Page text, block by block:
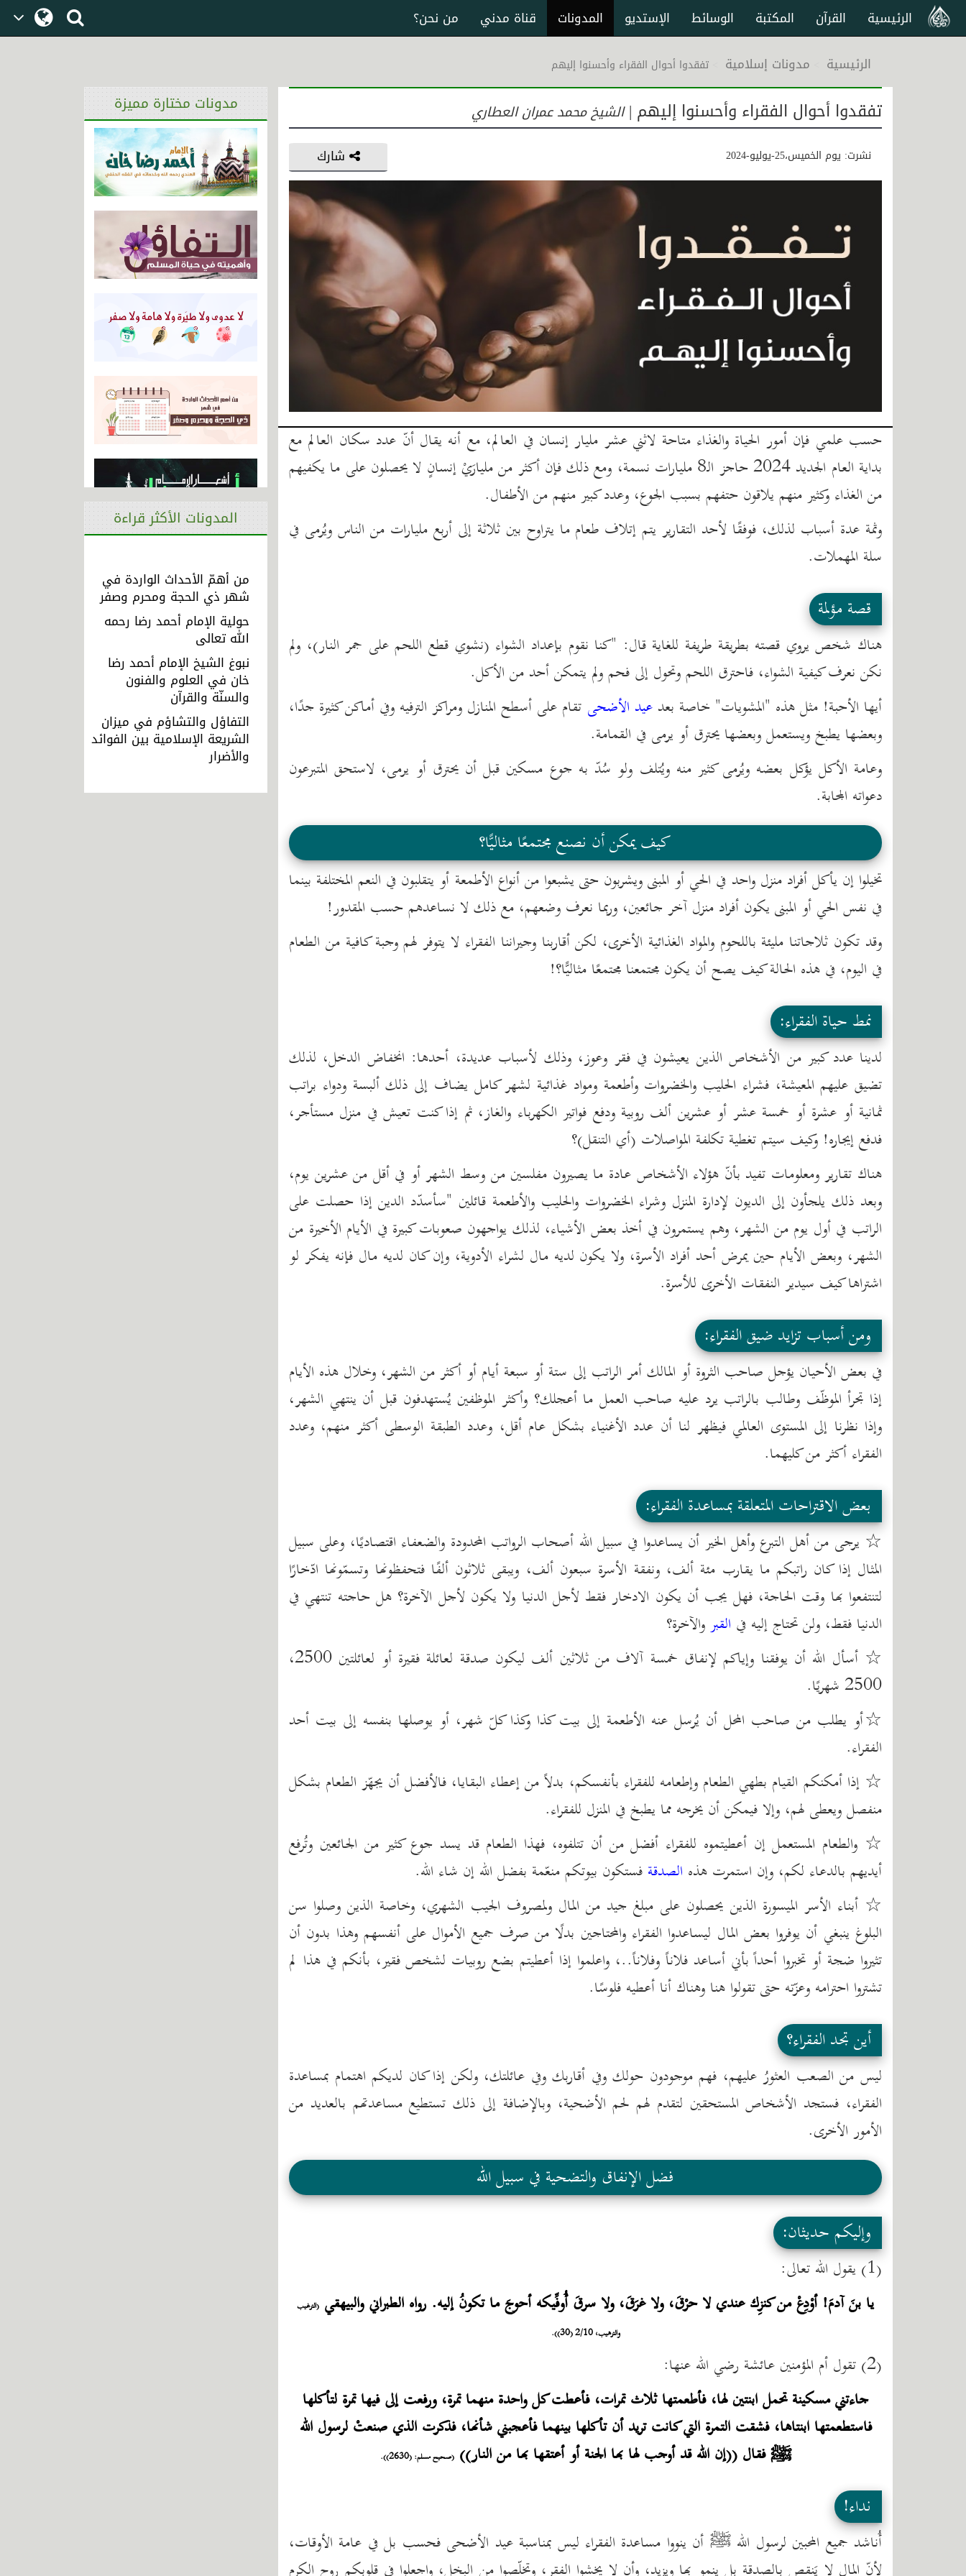
من نحن؟ قناة مدني المدونات الإستديو الوسائط المكتبة القرآن
الرئيسية
الرئيسية
مدونات إسلامية تفقدوا أحوال الفقراء وأحسنوا إليهم
مدونات مختارة مميزة
المدونات الأكثر قراءة
من أهمّ الأحداث الواردة في
شهر ذي الحجة ومحرم وصفر
حولية الإمام أحمد رضا رحمه
الله تعالى
نبوغ الشيخ الإمام أحمد رضا
خان في العلوم والفنون
والسنّة والقرآن
التفاؤل والتشاؤم في ميزان
الشريعة الإسلامية بين الفوائد
والأضرار
تفقدوا أحوال الفقراء وأحسنوا إليهم |الشيخ محمد عمران العطاري
شارك نشرت: يوم الخميس،25-يوليو-2024
حسب علمي فإن أمور الحياة والغذاء متاحة لاثني عشر مليار إنسان في العالم، مع أنه يقال أنّ عدد سكان العالم مع
بداية العام الجديد 2024 حاجز الـ8 مليارات نسمة، ومع ذلك فإن أكثر من مليارَيْ إنسانٍ لا يحصلون على ما يكفيهم
من الغذاء وكثير منهم يلاقون حتفهم بسبب الجوع، وعدد كبير منهم من الأطفال.
وثمة عدة أسباب لذلك، فوفقًا لأحد التقارير يتم إتلاف طعام ما يتراوح بين ثلاثة إلى أربع مليارات من الناس ويُرمى في
سلة المهملات.
قصة مؤلمة
هناك شخص يروي قصته بطريقة طريفة للغاية قال: "كنا نقوم بإعداد الشواء (نشوي قطع اللحم على جمر النار)، ولم
نكن نعرف كيفية الشواء، فاحترق اللحم وتحول إلى فحم ولم يتمكن أحد من الأكل.
أيها الأحبة! مثل هذه "المشويات" خاصة بعدعيد الأضحى تقام على أسطح المنازل ومراكز الترفيه وفي أماكن كثيرة جدًا،
وبعضها يطبخ ويستعمل وبعضها يحترق أو يرمى في القمامة.
وعامة الأكل يؤكل بعضه ويُرمى كثير منه ويُتلف ولو سُدّ به جوع مسكين قبل أن يحترق أو يرمى، لاستحق المتبرعون
دعواته المجابة.
كيف يمكن أن نصنع مجتمعًا مثاليًّا؟
تخيلوا إن يأكل أفراد منزل واحد في الحي أو المبنى ويشربون حتى يشبعوا من أنواع الأطمعة أو يتقلبون في النعم المختلفة بينما
في نفس الحي أو المبنى يكون أفراد منزل آخر جائعين، وربما نعرف وضعهم، مع ذلك لا نساعدهم حسب المقدور!
وقد تكون ثلاجاتنا مليئة باللحوم والمواد الغذائية الأخرى، لكن أقاربنا وجيراننا الفقراء لا يتوفر لهم وجبة كافية من الطعام
في اليوم، في هذه الحالة كيف يصح أن يكون مجتمعنا مجتمعًا مثاليًّا؟!
نمط حياة الفقراء:
لدينا عدد كبير من الأشخاص الذين يعيشون في فقر وعوز، وذلك لأسباب عديدة، أحدها: انخفاض الدخل، لذلك
تضيق عليهم المعيشة، فشراء الحليب والخضروات وأطعمة ومواد غذائية لشهر كامل يضاف إلى ذلك ألبسة ودواء براتب
ثمانية أو عشرة أو خمسة عشر أو عشرين ألف روبية ودفع فواتير الكهرباء والغاز، ثم إذا كنت تعيش في منزل مستأجر،
فدفع إيجاره! وكيف سيتم تغطية تكلفة المواصلات (أي التنقل)؟
هناك تقارير ومعلومات تفيد بأنّ هؤلاء الأشخاص عادة ما يصيرون مفلسين من وسط الشهر أو في أقل من عشرين يوم،
وبعد ذلك يلجأون إلى الديون لإدارة المنزل وشراء الخضروات والحليب والأطعمة قائلين "سأسدّد الدين إذا حصلت على
الراتب في أول يوم من الشهر، وهم يستمرون في أخذ بعض الأشياء، لذلك يواجهون صعوبات كبيرة في الأيام الأخيرة من
الشهر، وبعض الأيام حين يمرض أحد أفراد الأسرة، ولا يكون لديه مال لشراء الأدوية، وإن كان لديه مال فإنه يفكر لو
اشتراها كيف سيدير النفقات الأخرى للأسرة.
ومن أسباب تزايد ضيق الفقراء:
في بعض الأحيان يؤجل صاحب الثروة أو المالك أمر الراتب إلى ستة أو سبعة أيام أو أكثر من الشهر، وخلال هذه الأيام
إذا تجرأ الموظّف وطالب بالراتب يرد عليه صاحب العمل ما أعجلك؟ وأكثر الموظفين يُستهدفون قبل أن ينتهي الشهر،
وإذا نظرنا إلى المستوى العالمي فيظهر لنا أن عدد الأغنياء بشكل عام أقل، وعدد الطبقة الوسطى أكثر منهم، وعدد
الفقراء أكثر من كليهما.
بعض الاقتراحات المتعلقة بمساعدة الفقراء:
☆ يرجى من أهل التبرع وأهل الخير أن يساعدوا في سبيل الله أصحاب الرواتب المحدودة والضعفاء اقتصاديًا، وعلى سبيل
المثال إذا كان راتبكم ما يقارب مئة ألف، ونفقة الأسرة سبعون ألف، ويبقى ثلاثون ألفًا فتحفظونها وتسمّونها ادّخارًا
لتنتفعوا بها وقت الحاجة، فهل يجب أن يكون الادخار فقط لأجل الدنيا ولا يكون لأجل الآخرة؟ هل حاجته تنتهي في
الدنيا فقط، ولن تحتاج إليه في القبروالآخرة؟
☆ أسأل الله أن يوفقنا وإياكم لإنفاق خمسة آلاف من ثلاثين ألف ليكون صدقة لعائلة فقيرة أو لعائلتين 2500،
2500 شهريًا.
☆أو يطلب من صاحب المحل أن يُرسل عنه الأطعمة إلى بيت كذا وكذا كلّ شهر، أو يوصلها بنفسه إلى بيت أحد
الفقراء.
☆ إذا أمكنكم القيام بطهي الطعام وإطعامه للفقراء بأنفسكم، بدلاً من إعطاء البقايا، فالأفضل أن يجهّز الطعام بشكل
منفصل ويعطى لهم، وإلا فيمكن أن يخرجه مما يطبخ في المنزل للفقراء.
☆ والطعام المستعمل إن أعطيتموه للفقراء أفضل من أن تتلفوه، فهذا الطعام قد يسد جوع كثير من الجائعين وتُرفع
أيديهم بالدعاء لكم، وإن استمرت هذه الصدقةفستكون بيوتكم منعّمة بفضل الله إن شاء الله.
☆ أبناء الأسر الميسورة الذين يحصلون على مبلغ جيد من المال ولمصروف الجيب الشهري، وخاصة الذين وصلوا سن
البلوغ ينبغي أن يوفروا بعض المال ليساعدوا الفقراء والمحتاجين بدلًا من صرف جميع الأموال على أنفسهم وهذا بدون أن
تثيروا ضجة أو تخبروا أحداً بأني أساعد فلاناً وفلاناً..، واعلموا إذا أعطيتم بضع روبيات لشخص فقير، بأنكم في هذا لم
تشتروا احترامه وعزّته حتى تقولوا هنا وهناك أنا أعطيه فلوسًا.
أين تجد الفقراء؟
ليس من الصعب العثورُ عليهم، فهم موجودون حولك وفي أقاربك وفي عائلتك، ولكن إذا كان لديكم اهتمام بمساعدة
الفقراء، فستجد الأشخاص المستحقين لتقدم لهم لحم الأضحية، وبالإضافة إلى ذلك تستطيع مساعدتهم بالعديد من
الأمور الأخرى.
فضل الإنفاق والتضحية في سبيل الله
وإليكم حديثان:
(1) يقول الله تعالى:
يا بنَ آدمَ! أوْدِعْ من كنزِك عندي لا حرْقَ، ولا غرَقَ، ولا سرقَ أُوفِّيكه أحوجَ ما تكونُ إليه. رواه الطبراني والبيهقي (الترغيب
والترهيب، 2/10 (30)).
(2) تقول أم المؤمنين عائشة رضي الله عنها:
جاءتني مسكينة تحمل ابنتين لها، فأطعمتها ثلاث تمرات، فأعطت كل واحدة منهما تمرة، ورفعت إلى فيها تمرة لتأكلها
فاستطعمتها ابنتاها، فشقت التمرة التي كانت تريد أن تأكلها بينهما فأعجبني شأنها، فذكرت الذي صنعتْ لرسول الله
ﷺ فقال ((إن الله قد أوجب لها بها الجنة أو أعتقها بها من النار))(صحيح مسلم: (2630)).
نداء!
أُناشد جميع المحبين لرسول الله ﷺ أن ينووا مساعدة الفقراء ليس بمناسبة عيد الأضحى فحسب بل في عامة الأوقات،